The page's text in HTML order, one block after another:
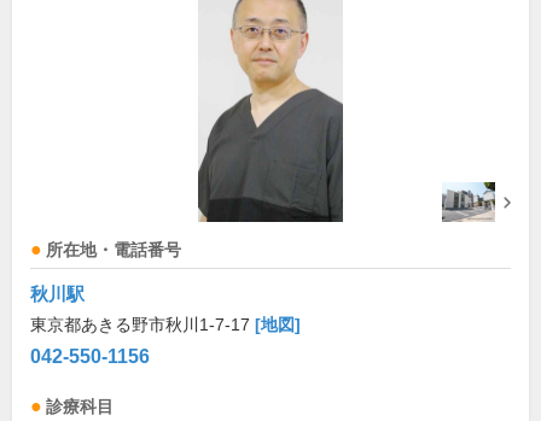
所在地・電話番号
秋川駅
東京都あきる野市秋川1-7-17 [地図]
042-550-1156
診療科目